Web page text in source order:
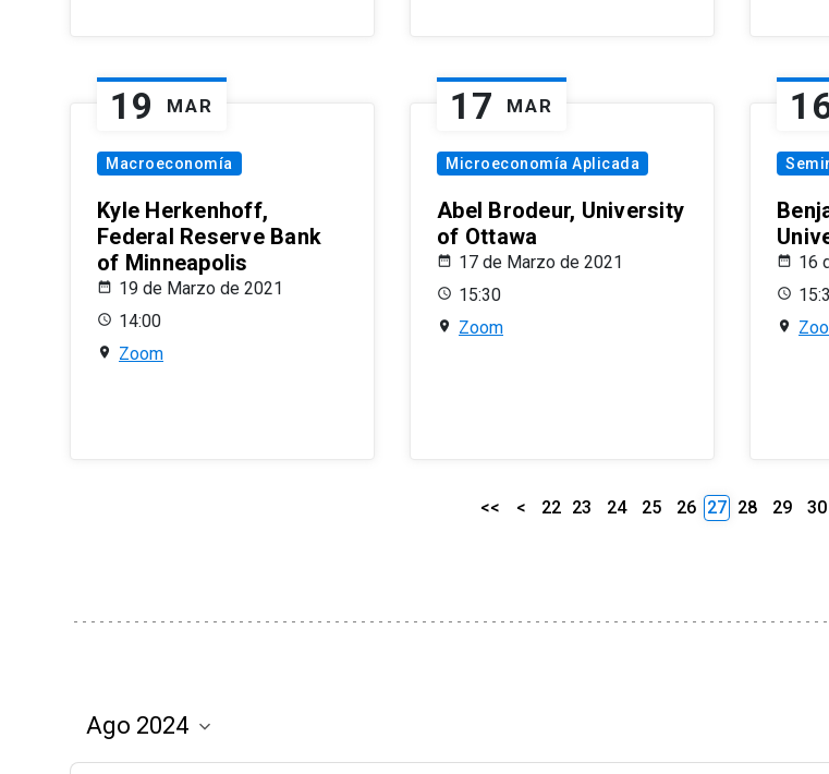
19 MAR
Macroeconomía
Kyle Herkenhoff,
Federal Reserve Bank
of Minneapolis
19 de Marzo de 2021
14:00
Zoom
17 MAR
Microeconomía Aplicada
Abel Brodeur, University
of Ottawa
17 de Marzo de 2021
15:30
Zoom
16
<< < 22 23 24 25 26 27 28 29 30